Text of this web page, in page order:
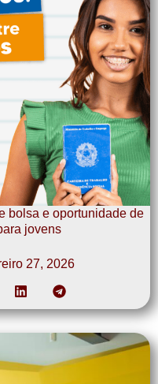
bolsa e oportunidade de
jovens
27, 2026